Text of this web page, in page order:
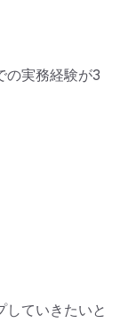
実務経験が3
ていきたいと